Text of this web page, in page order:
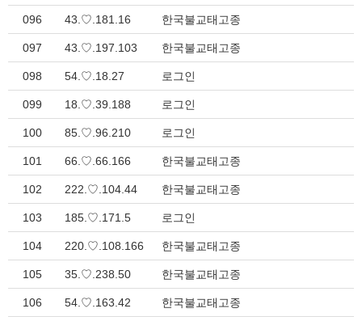
096 43.♡.181.16 한국불교태고종
097 43.♡.197.103 한국불교태고종
098 54.♡.18.27 로그인
099 18.♡.39.188 로그인
100 85.♡.96.210 로그인
101 66.♡.66.166 한국불교태고종
102 222.♡.104.44 한국불교태고종
103 185.♡.171.5 로그인
104 220.♡.108.166 한국불교태고종
105 35.♡.238.50 한국불교태고종
106 54.♡.163.42 한국불교태고종